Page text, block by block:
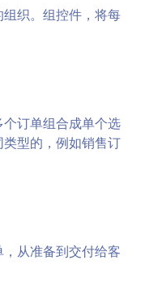
织。组控件，将每
订单组合成单个选
型的，例如销售订
从准备到交付给客